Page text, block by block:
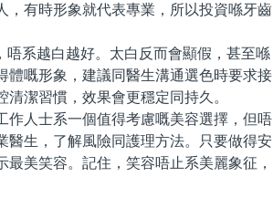
，有時形象就代表專業，所以投資喺牙齒
系越白越好。太白反而會顯假，甚至喺
體嘅形象，建議同醫生溝通選色時要求接
潔習慣，效果會更穩定同持久。
人士系一個值得考慮嘅美容選擇，但唔
醫生，了解風險同護理方法。只要做得安
美笑容。記住，笑容唔止系美麗象征，